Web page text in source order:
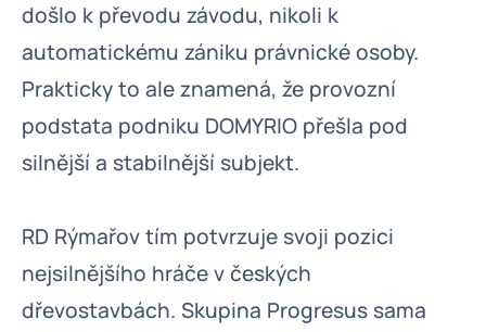
došlo k převodu závodu, nikoli k
automatickému zániku právnické osoby.
Prakticky to ale znamená, že provozní
podstata podniku DOMYRIO přešla pod
silnější a stabilnější subjekt.
RD Rýmařov tím potvrzuje svoji pozici
nejsilnějšího hráče v českých
dřevostavbách. Skupina Progresus sama